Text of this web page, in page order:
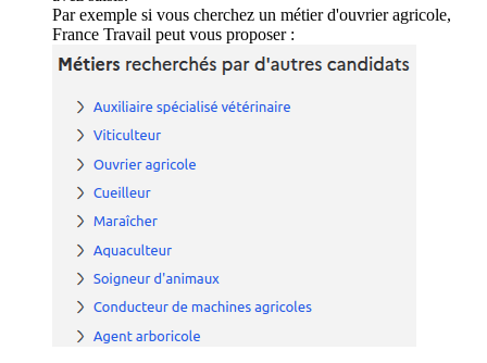
Par exemple si vous cherchez un métier d'ouvrier agricole,
France Travail peut vous proposer :